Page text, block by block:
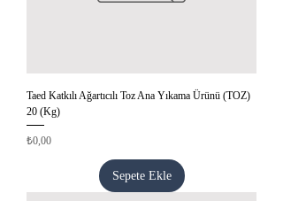
Taed Katkılı Ağartıcılı Toz Ana Yıkama Ürünü (TOZ)
20 (Kg)
Fiyat
₺0,00
Sepete Ekle